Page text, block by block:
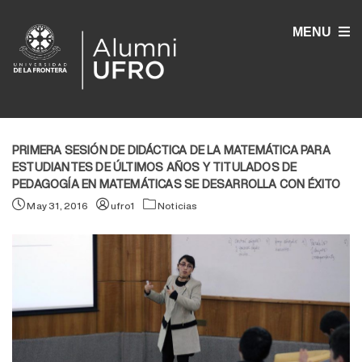
MENU
PRIMERA SESIÓN DE DIDÁCTICA DE LA MATEMÁTICA PARA
ESTUDIANTES DE ÚLTIMOS AÑOS Y TITULADOS DE
PEDAGOGÍA EN MATEMÁTICAS SE DESARROLLA CON ÉXITO
May 31, 2016 ufro1 Noticias